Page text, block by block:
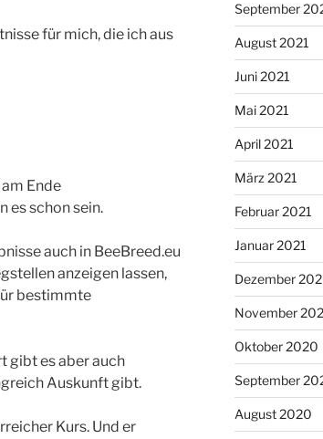
für mich, die ich aus
Ende
es schon sein.
auch in BeeBreed.eu
anzeigen lassen,
bestimmte
gibt es aber auch
Auskunft gibt.
Kurs. Und er
September
August 2021
Juni 2021
Mai 2021
April 2021
März 2021
Februar 2021
Januar 2021
Dezember
November
Oktober 2020
September
August 2020